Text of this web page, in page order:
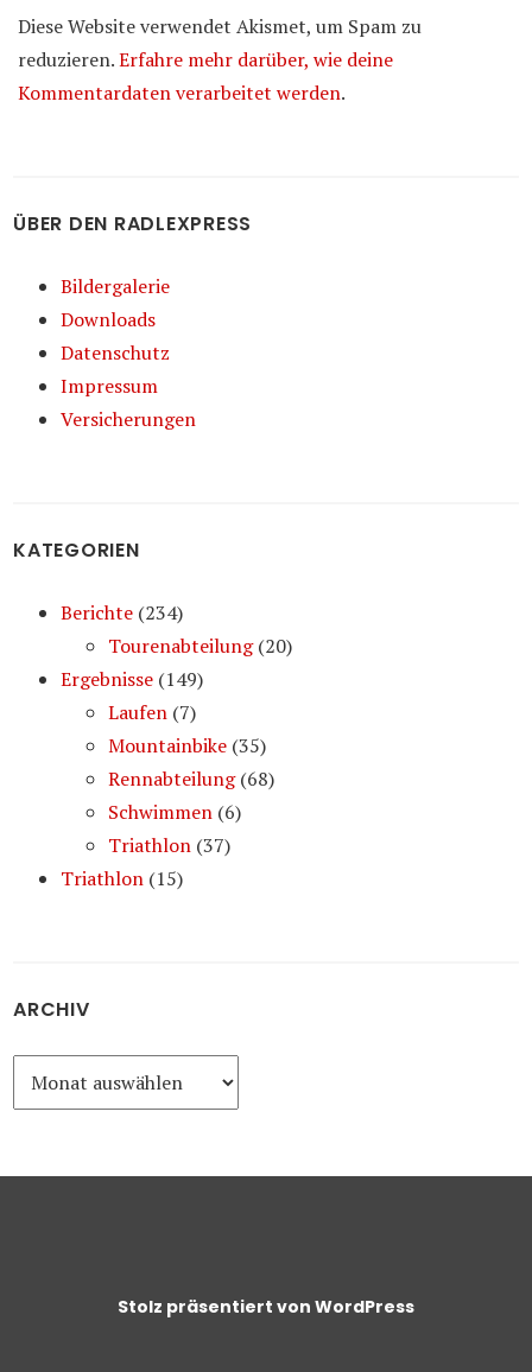
Diese Website verwendet Akismet, um Spam zu
reduzieren.Erfahre mehr darüber, wie deine
Kommentardaten verarbeitet werden.
ÜBER DEN RADLEXPRESS
Bildergalerie
Downloads
Datenschutz
Impressum
Versicherungen
KATEGORIEN
Berichte (234)
Tourenabteilung(20)
Ergebnisse (149)
Laufen (7)
Mountainbike (35)
Rennabteilung(68)
Schwimmen (6)
Triathlon (37)
Triathlon (15)
ARCHIV
Archiv
Stolz präsentiert von WordPress